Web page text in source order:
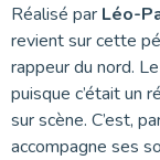
Réalisé par Léo-
revient sur cette
rappeur du nord.
puisque c’était un
sur scène. C’est,
accompagne ses